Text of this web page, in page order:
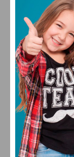
28°
SÁB